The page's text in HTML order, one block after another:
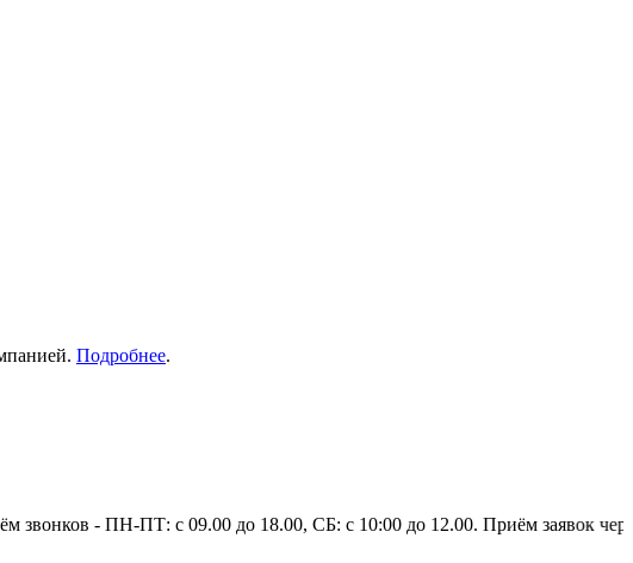
Подробнее.
- ПН-ПТ: с 09.00 до 18.00, СБ: c 10:00 до 12.00. Приём заявок через